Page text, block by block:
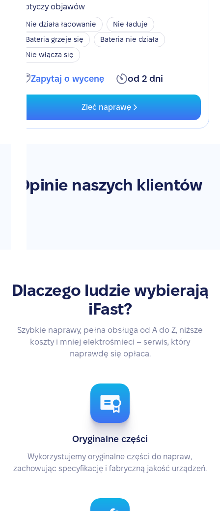
Dotyczy objawów
Nie działa ładowanie
Nie ładuje
Bateria grzeje się
Bateria nie działa
Nie włącza się
Zapytaj o wycenę od 2 dni
Zleć naprawę
Opinie naszych klientów
Dlaczego ludzie wybierają
iFast?
Szybkie naprawy, pełna obsługa od A do Z, niższe
koszty i mniej elektrośmieci – serwis, który
naprawdę się opłaca.
Oryginalne części
Wykorzystujemy oryginalne części do napraw,
zachowując specyfikację i fabryczną jakość urządzeń.